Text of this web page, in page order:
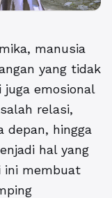
manusia
yang tidak
emosional
relasi,
depan, hingga
hal yang
ini membuat